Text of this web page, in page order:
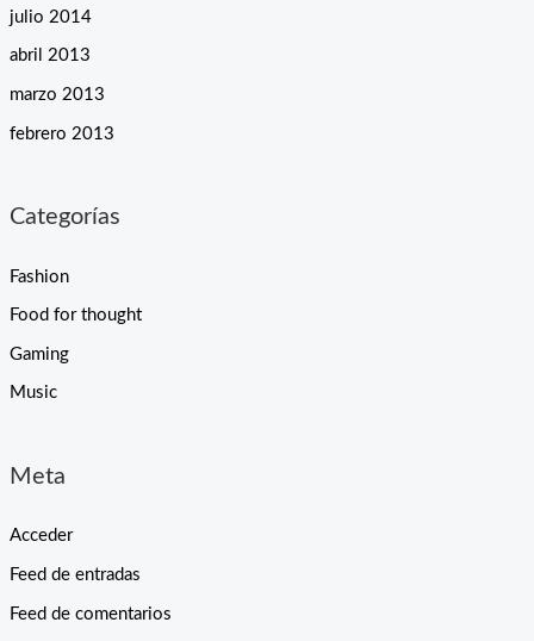
julio 2014
abril 2013
marzo 2013
febrero 2013
Categorías
Fashion
Food for thought
Gaming
Music
Meta
Acceder
Feed de entradas
Feed de comentarios